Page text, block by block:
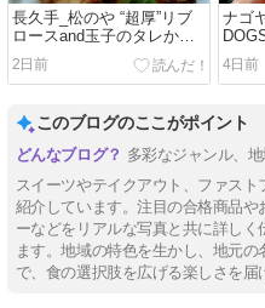
長久手_松のや “超厚”リブ
ロースand玉子のタレかつ
丼 をテイクアウト #かつ丼
（2026年8月の土曜日）
2日前
ナゴ
ーム
月）
4日前
このブログのここがポイント
多彩なジャンル、
スイーツやテイクアウト、ファス
紹介しています。注目の合格商品や
ーなどをリアルな写真と共に詳し
ます。地域の特色を生かし、地元
で、食の選択肢を広げる楽しさを届